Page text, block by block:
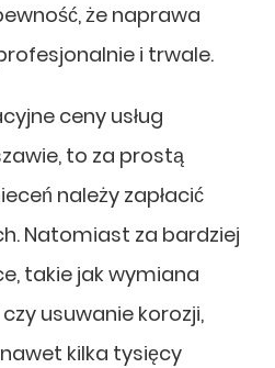
że naprawa
i trwale.
ceny usług
to za prostą
należy zapłacić
Natomiast za bardziej
takie jak wymiana
usuwanie korozji,
kilka tysięcy